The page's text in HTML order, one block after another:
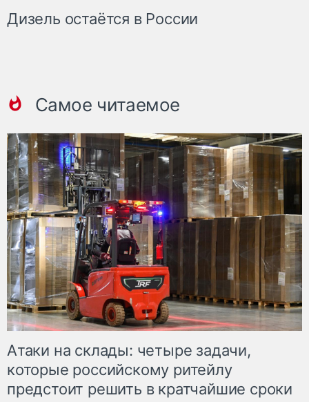
Дизель остаётся в России
Самое читаемое
Атаки на склады: четыре задачи,
которые российскому ритейлу
предстоит решить в кратчайшие сроки